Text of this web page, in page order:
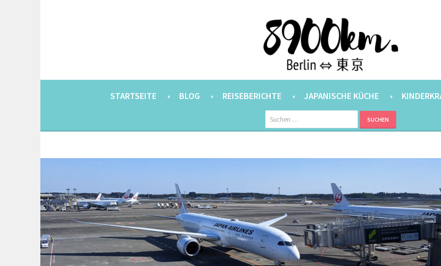
STARTSEITE BLOG REISEBERICHTE JAPANISCHE KÜCHE
Suchen
nach: